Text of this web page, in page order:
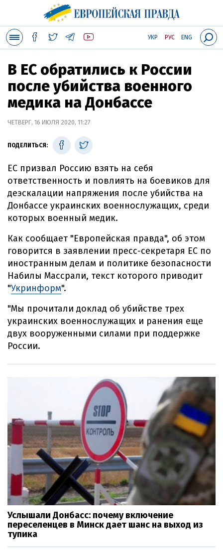
УКР РУС ENG
В ЕС обратились к России
после убийства военного
медика на Донбассе
ЧЕТВЕРГ, 16 ИЮЛЯ 2020, 11:27
ПОДЕЛИТЬСЯ:
ЕС призвал Россию взять на себя
ответственность и повлиять на боевиков для
деэскалации напряжения после убийства на
Донбассе украинских военнослужащих, среди
которых военный медик.
Как сообщает "Европейская правда", об этом
говорится в заявлении пресс-секретаря ЕС по
иностранным делам и политике безопасности
Набилы Массрали, текст которого приводит
"Укринформ".
"Мы прочитали доклад об убийстве трех
украинских военнослужащих и ранения еще
двух вооруженными силами при поддержке
России.
Услышали Донбасс: почему включение
переселенцев в Минск дает шанс на выход из
тупика